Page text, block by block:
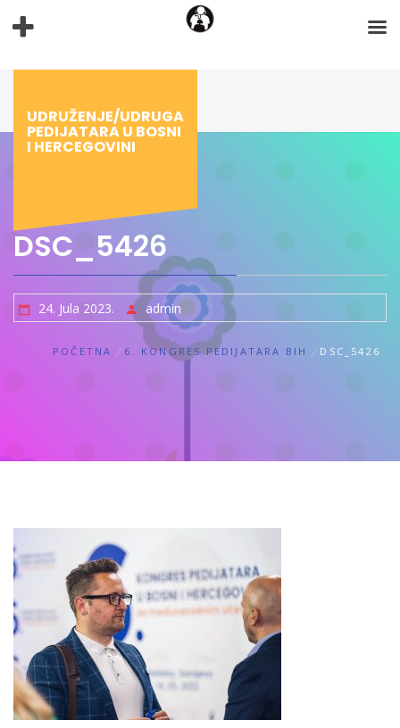
na
UDRUŽENJE/UDRUGA
PEDIJATARA U BOSNI
I HERCEGOVINI
DSC_5426
24. Jula 2023. admin
POČETNA 6. KONGRES PEDIJATARA BIH DSC_5426